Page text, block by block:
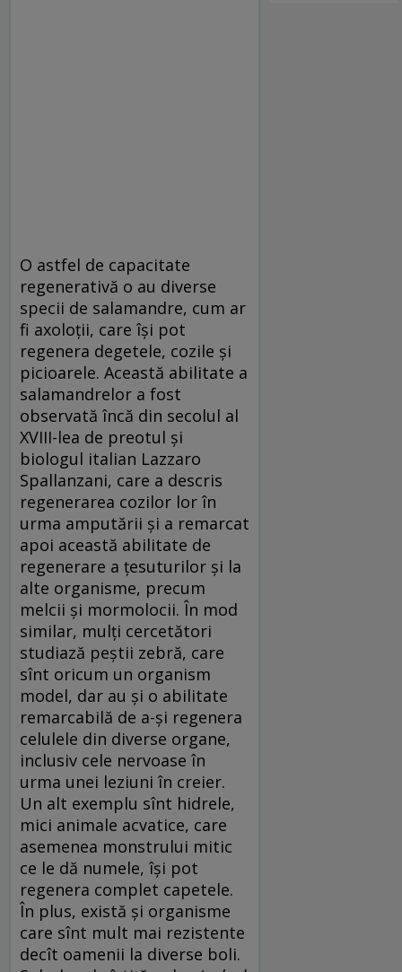
O astfel de capacitate
regenerativă o au diverse
specii de salamandre, cum ar
fi axoloții, care își pot
regenera degetele, cozile și
picioarele. Această abilitate a
salamandrelor a fost
observată încă din secolul al
XVIII-lea de preotul și
biologul italian Lazzaro
Spallanzani, care a descris
regenerarea cozilor lor în
urma amputării și a remarcat
apoi această abilitate de
regenerare a țesuturilor și la
alte organisme, precum
melcii și mormolocii. În mod
similar, mulți cercetători
studiază peștii zebră, care
sînt oricum un organism
model, dar au și o abilitate
remarcabilă de a-și regenera
celulele din diverse organe,
inclusiv cele nervoase în
urma unei leziuni în creier.
Un alt exemplu sînt hidrele,
mici animale acvatice, care
asemenea monstrului mitic
ce le dă numele, își pot
regenera complet capetele.
În plus, există și organisme
care sînt mult mai rezistente
decît oamenii la diverse boli.